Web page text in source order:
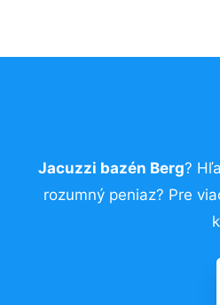
Jacuzzi bazén Berg?
rozumný peniaz? Pre